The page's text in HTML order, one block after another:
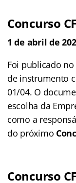
Concurso
1 de abril de
Foi publicado
de instrumento
01/04. O
escolha da
como a
do próximo
Concurso